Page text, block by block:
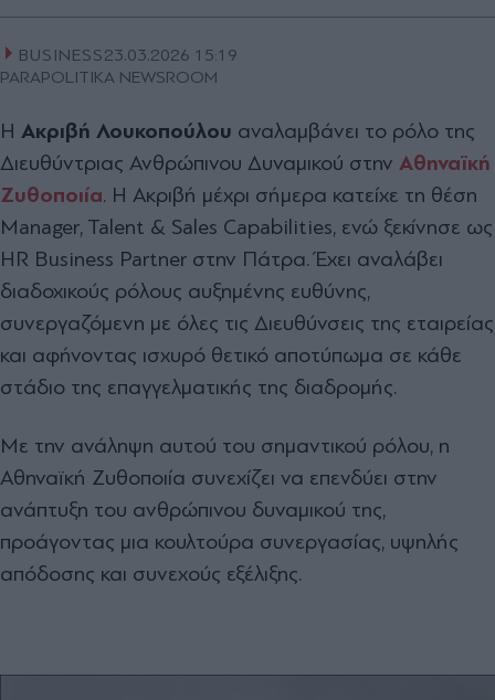
BUSINESS23.03.2026 15:19
PARAPOLITIKA NEWSROOM
Η Ακριβή Λουκοπούλου αναλαμβάνει το ρόλο της
Διευθύντριας Ανθρώπινου Δυναμικού στην Αθηναϊκή
Ζυθοποιία. Η Ακριβή μέχρι σήμερα κατείχε τη θέση
Manager, Talent & Sales Capabilities, ενώ ξεκίνησε ως
HR Business Partner στην Πάτρα. Έχει αναλάβει
διαδοχικούς ρόλους αυξημένης ευθύνης,
συνεργαζόμενη με όλες τις Διευθύνσεις της εταιρείας
και αφήνοντας ισχυρό θετικό αποτύπωμα σε κάθε
στάδιο της επαγγελματικής της διαδρομής.
Με την ανάληψη αυτού του σημαντικού ρόλου, η
Αθηναϊκή Ζυθοποιία συνεχίζει να επενδύει στην
ανάπτυξη του ανθρώπινου δυναμικού της,
προάγοντας μια κουλτούρα συνεργασίας, υψηλής
απόδοσης και συνεχούς εξέλιξης.